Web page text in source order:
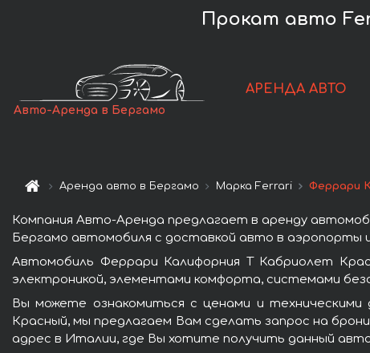
Прокат авто
Авто-Аренда в Бергамо
АРЕНДА АВТО
Аренда авто в Бергамо Марка Ferrari Феррари
Компания Авто-Аренда предлагает в аренду
Бергамо автомобиля с доставкой авто в аэропорты
Автомобиль Феррари Калифорния Т Кабриолет
электроникой, элементами комфорта, системами
Вы можете ознакомиться с ценами и
Красный, мы предлагаем Вам сделать запрос на
адрес в Италии, где Вы хотите получить данный